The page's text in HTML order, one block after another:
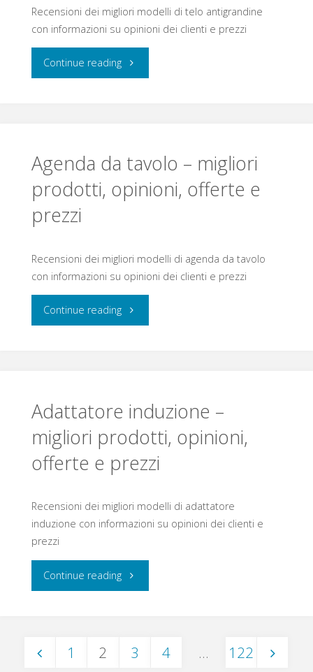
offerte
Recensioni dei migliori modelli di telo antigrandine
con informazioni su opinioni dei clienti e prezzi
Continue reading"Telo
prodotti,
e
Agenda da tavolo – migliori
prodotti, opinioni, offerte e
prezzi
Recensioni dei migliori modelli di agenda da tavolo
con informazioni su opinioni dei clienti e prezzi
Continue reading"Agenda
migliori
prodotti,
offerte
prezzi"
Adattatore induzione –
migliori prodotti, opinioni,
offerte e prezzi
Recensioni dei migliori modelli di adattatore
induzione con informazioni su opinioni dei clienti e
prezzi
Continue reading"Adattatore
1 2 3 4 … 122